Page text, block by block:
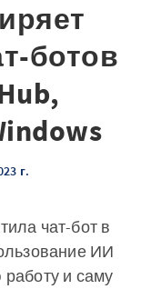
ботов
г.
чат-бот в
ИИ
и саму